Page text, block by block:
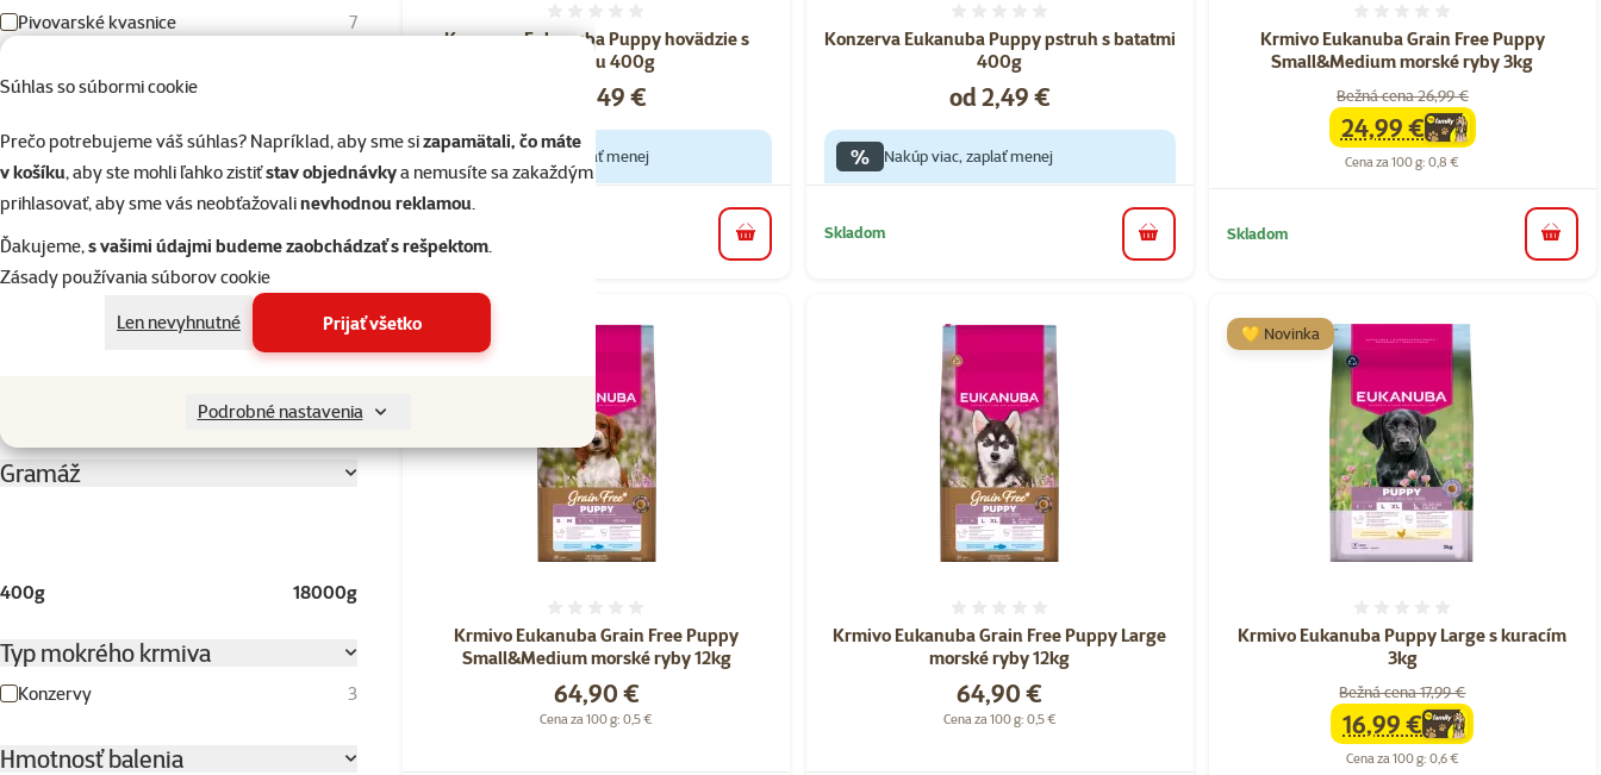
Súhlas so súbormi cookie
Prečo potrebujeme váš súhlas? Napríklad, aby sme sizapamätali, čo máte
v košíku, aby ste mohli ľahko zistiťstav objednávkya nemusíte sa zakaždým
prihlasovať, aby sme vás neobťažovalinevhodnou reklamou.
Ďakujeme,s vašimi údajmi budeme zaobchádzať s rešpektom.
Zásady používania súborov cookie
Len nevyhnutné
Prijať všetko
Podrobné nastavenia
Pivovarské kvasnice
7
Ryba
3
Ryža
7
Tekvica
Vajce
3
0
Gramáž
400g 18000g
Typ mokrého krmiva
Konzervy 3
Hmotnosť balenia
Konzerva Eukanuba Puppy hovädzie s
tekvicou 400g
Cena
od 2,49 €
% Nakúp viac, zaplať menej
do košíka
Konzerva Eukanuba Puppy pstruh s batatmi
400g
Cena
od 2,49 €
% Nakúp viac, zaplať menej
Skladom
do košíka
Krmivo Eukanuba Grain Free Puppy
Small&Medium morské ryby 3kg
Bežná cena 26,99 €
familycena
24,99 €
Cena za 100 g: 0,8 €
Skladom do
Krmivo Eukanuba Grain Free Puppy
Small&Medium morské ryby 12kg
Cena
64,90 €
Cena za 100 g: 0,5 €
Krmivo Eukanuba Grain Free Puppy Large
morské ryby 12kg
Cena
64,90 €
Cena za 100 g: 0,5 €
Krmivo Eukanuba Puppy Large s kuracím
3kg
Bežná cena 17,99 €
familycena
16,99 €
Cena za 100 g: 0,6 €
💛 Novinka